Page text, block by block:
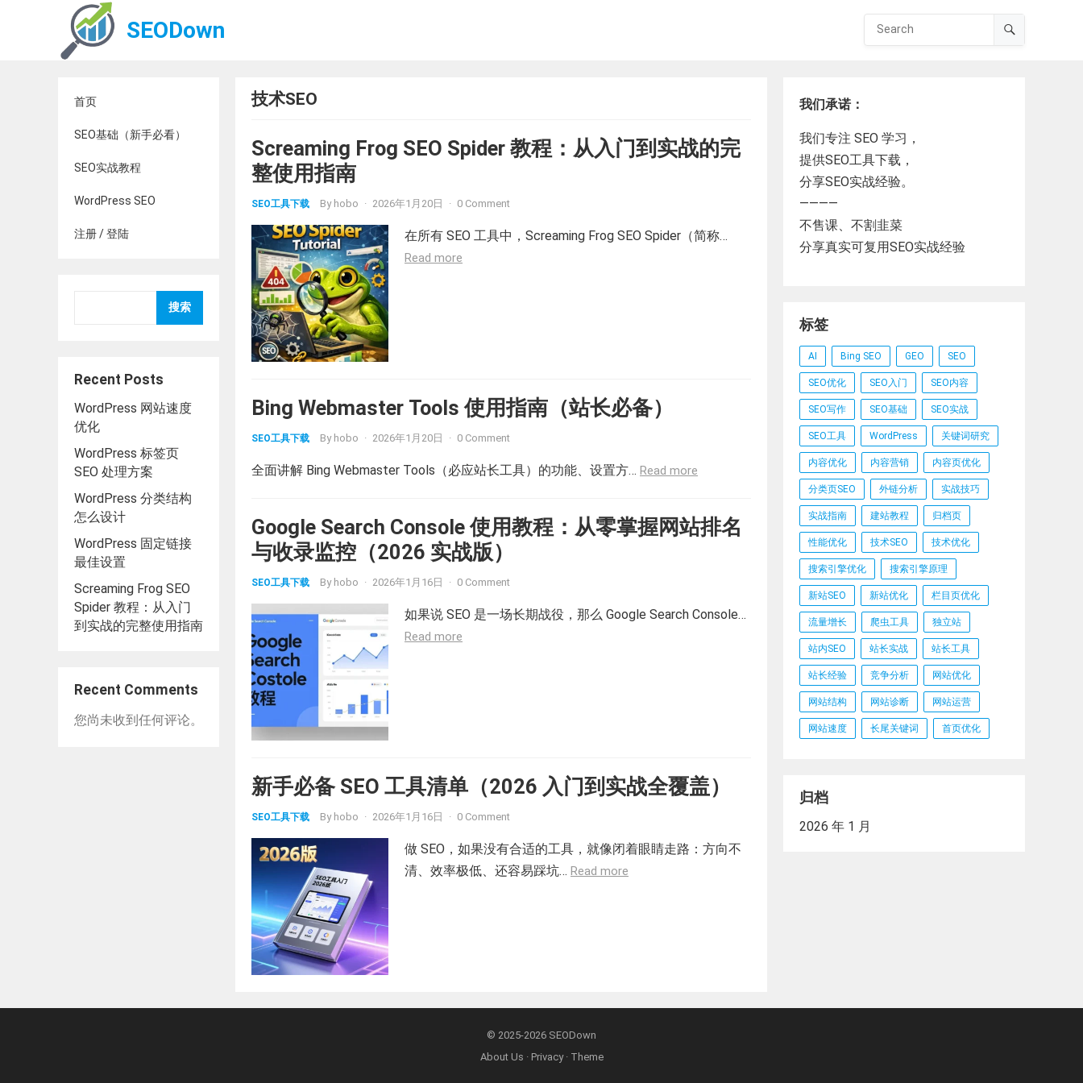
SEODown
首页
SEO基础（新手必看）
SEO实战教程
WordPress SEO
注册 / 登陆
搜索
Recent Posts
WordPress 网站速度
优化
WordPress 标签页
SEO 处理方案
WordPress 分类结构
怎么设计
WordPress 固定链接
最佳设置
Screaming Frog SEO
Spider 教程：从入门
到实战的完整使用指南
Recent Comments
您尚未收到任何评论。
技术SEO
Screaming Frog SEO Spider 教程：从入门到实战的完
整使用指南
SEO工具下载 By hobo · 2026年1月20日 · 0 Comment
在所有 SEO 工具中，Screaming Frog SEO Spider（简称…
Read more
Bing Webmaster Tools 使用指南（站长必备）
SEO工具下载 By hobo · 2026年1月20日 · 0 Comment
全面讲解 Bing Webmaster Tools（必应站长工具）的功能、设置方… Read more
Google Search Console 使用教程：从零掌握网站排名
与收录监控（2026 实战版）
SEO工具下载 By hobo · 2026年1月16日 · 0 Comment
如果说 SEO 是一场长期战役，那么 Google Search Console…
Read more
新手必备 SEO 工具清单（2026 入门到实战全覆盖）
SEO工具下载 By hobo · 2026年1月16日 · 0 Comment
做 SEO，如果没有合适的工具，就像闭着眼睛走路：方向不
清、效率极低、还容易踩坑… Read more
我们承诺：
我们专注 SEO 学习，
提供SEO工具下载，
分享SEO实战经验。
————
不售课、不割韭菜
分享真实可复用SEO实战经验
标签
AI Bing SEO GEO SEO
SEO优化 SEO入门 SEO内容
SEO写作 SEO基础 SEO实战
SEO工具 WordPress 关键词研究
内容优化 内容营销 内容页优化
分类页SEO 外链分析 实战技巧
实战指南 建站教程 归档页
性能优化 技术SEO 技术优化
搜索引擎优化 搜索引擎原理
新站SEO 新站优化 栏目页优化
流量增长 爬虫工具 独立站
站内SEO 站长实战 站长工具
站长经验 竞争分析 网站优化
网站结构 网站诊断 网站运营
网站速度 长尾关键词 首页优化
归档
2026 年 1 月
© 2025-2026 SEODown
About Us · Privacy· Theme